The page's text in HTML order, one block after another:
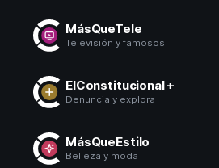
MásQueTele
Televisión y famosos
ElConstitucional +
Denuncia y explora
MásQueEstilo
Belleza y moda